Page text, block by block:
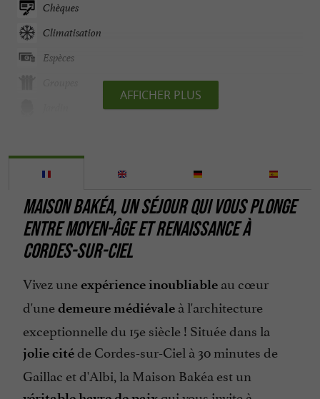
Chèques
Climatisation
Espèces
Mini bar
Ouvert 7 jour sur 7
Ouvert toute l'année
Parking
Parle anglais
Salle de Séminaire
Salon de Jardin
Spa
Terrasse
Téléphone
AFFICHER PLUS
MAISON BAKÉA, UN SÉJOUR QUI VOUS PLONGE
ENTRE MOYEN-ÂGE ET RENAISSANCE À
CORDES-SUR-CIEL
Vivez uneexpérience inoubliable au cœur
d'unedemeure médiévale à l'architecture
exceptionnelle du 15e siècle ! Située dans la
jolie citéde Cordes-sur-Ciel à 30 minutes de
Gaillac et d'Albi, la Maison Bakéa est un